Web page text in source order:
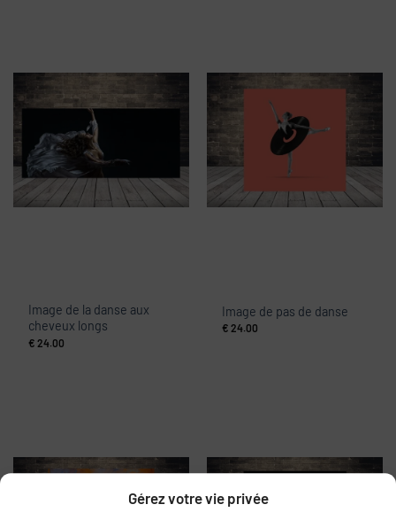
Gérez votre vie privée
Image de la danse aux
cheveux longs
€ 24.00
Image de pas de danse
€ 24.00